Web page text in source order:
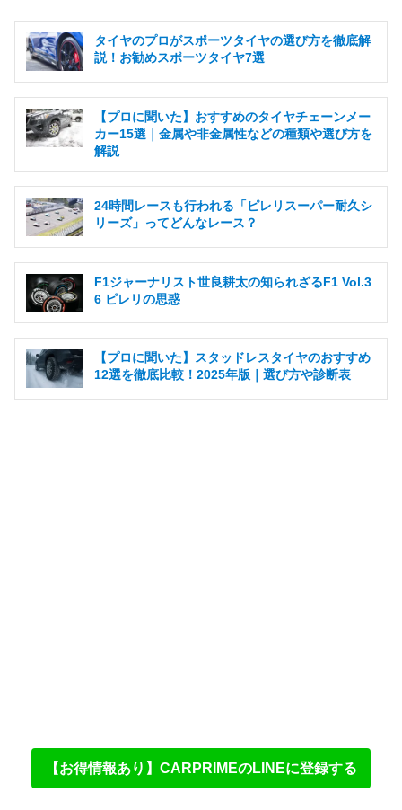
タイヤのプロがスポーツタイヤの選び方を徹底解
説！お勧めスポーツタイヤ7選
【プロに聞いた】おすすめのタイヤチェーンメー
カー15選｜金属や非金属性などの種類や選び方を
解説
24時間レースも行われる「ピレリスーパー耐久シ
リーズ」ってどんなレース？
F1ジャーナリスト世良耕太の知られざるF1 Vol.3
6 ピレリの思惑
【プロに聞いた】スタッドレスタイヤのおすすめ
12選を徹底比較！2025年版｜選び方や診断表
【お得情報あり】CARPRIMEのLINEに登録する